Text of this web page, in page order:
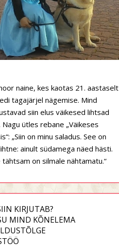
naine, kes kaotas 21. aastaselt
tagajärjel nägemise. Mind
siin elus väikesed lihtsad
Nagu ütles rebane „Väikeses
„Siin on minu saladus. See on
ainult südamega näed hästi.
tähtsam on silmale nähtamatu.“
KIRJUTAB?
MIND KÕNELEMA